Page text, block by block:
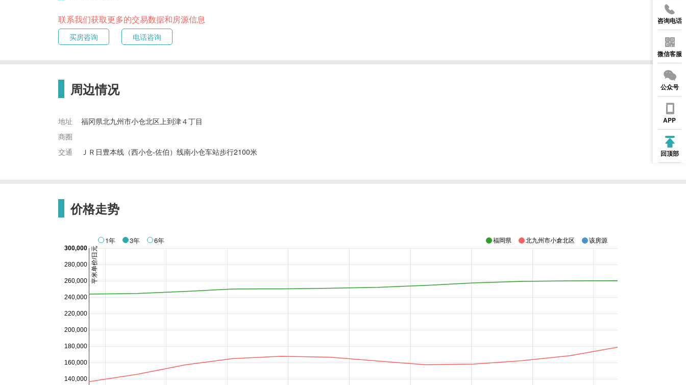
联系我们获取更多的交易数据和房源信息
买房咨询 电话咨询
周边情况
地址
福冈県北九州市小仓北区上到津４丁目
商圈
交通
ＪＲ日豊本线（西小仓-佐伯）线南小仓车站步行2100米
价格走势
1年 3年 6年
140,000
160,000
180,000
200,000
220,000
240,000
260,000
280,000
300,000
福岡県 北九州市小倉北区 该房源
平米单价/日元
咨询电话
微信客服
公众号
APP
回顶部